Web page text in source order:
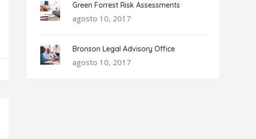
Green Forrest Risk Assessments
agosto 10, 2017
Bronson Legal Advisory Office
agosto 10, 2017